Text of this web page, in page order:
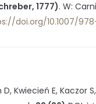
1777). W:
doi.org/10.1007/
Kwiecień E, Kaczor